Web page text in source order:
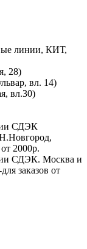
линии, КИТ,
28)
вл. 14)
вл.30)
СДЭК
2000р.
СДЭК. Москва и
заказов от